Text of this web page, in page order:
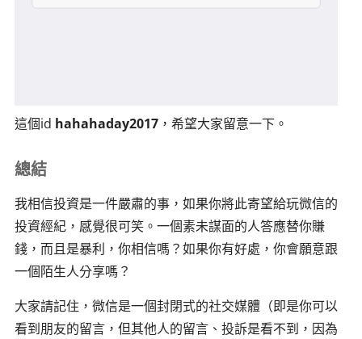
這個id hahahaday2017，希望大家留意一下。
總結
我相信投資是一件嚴肅的事，如果你將此寄望給玩微信的
投資經紀，感覺很可笑。一個素未謀面的人答應替你賺
錢，而且是暴利，你相信嗎？如果你有好處，你會願意跟
一個陌生人分享嗎？
大家請記住，微信是一個封閉式的社交媒體（即是你可以
看到朋友的留言，但其他人的留言、投訴是看不到，因為